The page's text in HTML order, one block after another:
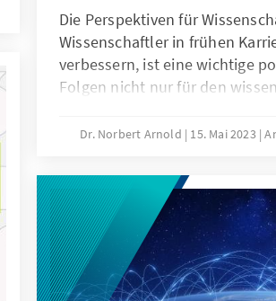
Die Perspektiven für
Wissenschaftler in frühen
verbessern, ist eine wichtige
Folgen nicht nur für den
Wissenschaftssystem
Sicht des wissenschaftlichen
Verbänden und der
Einrichtungen. Aber wie
Wissenschaftler, die aktiv in
sind, die Arbeitsbedingungen
Promovierenden und
Dr. Norbert Arnold 15. Mai 2023